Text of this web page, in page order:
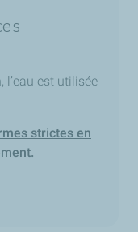
l’eau est utilisée
strictes en